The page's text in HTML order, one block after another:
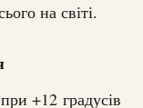
на світі.
+12 градусів